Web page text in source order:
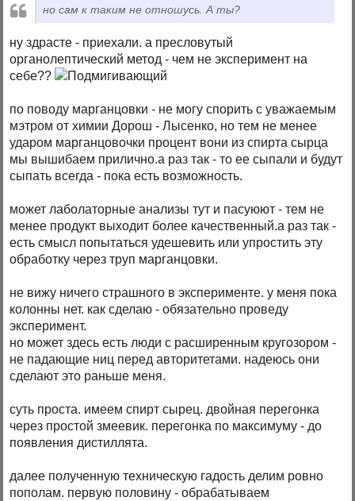
но сам к таким не отношусь. А ты?
ну здрасте - приехали. а пресловутый
органолептический метод - чем не эксперимент на
себе??
по поводу марганцовки - не могу спорить с уважаемым
мэтром от химии Дорош - Лысенко, но тем не менее
ударом марганцовочки процент вони из спирта сырца
мы вышибаем прилично.а раз так - то ее сыпали и будут
сыпать всегда - пока есть возможность.
может лаболаторные анализы тут и пасуюют - тем не
менее продукт выходит более качественный.а раз так -
есть смысл попытаться удешевить или упростить эту
обработку через труп марганцовки.
не вижу ничего страшного в эксперименте. у меня пока
колонны нет. как сделаю - обязательно проведу
эксперимент.
но может здесь есть люди с расширенным кругозором -
не падающие ниц перед авторитетами. надеюсь они
сделают это раньше меня.
суть проста. имеем спирт сырец. двойная перегонка
через простой змеевик. перегонка по максимуму - до
появления дистиллята.
далее полученную техническую гадость делим ровно
пополам. первую половину - обрабатываем